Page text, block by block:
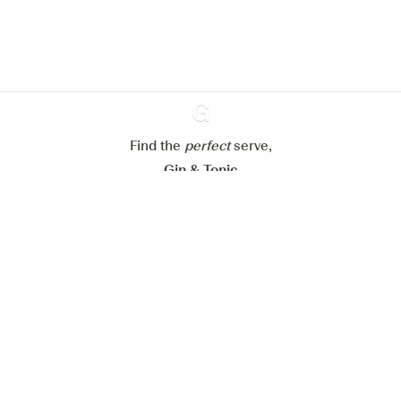
Ginventory
Find the perfectserve,
Gin & Tonic